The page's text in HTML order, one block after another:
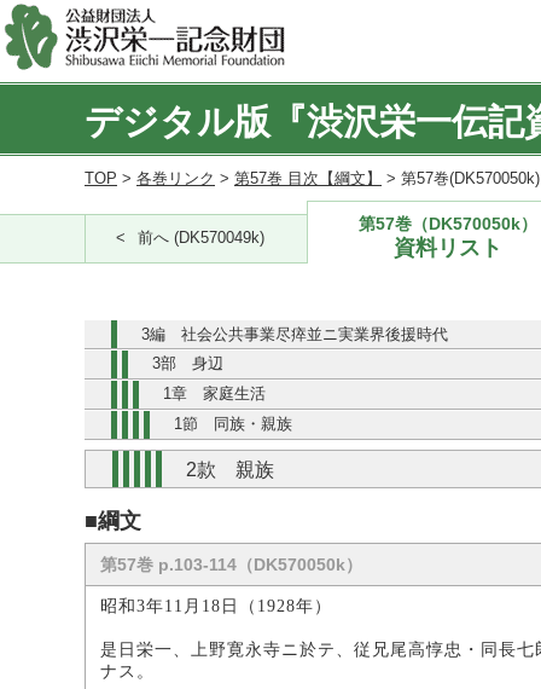
デジタル版『渋沢栄一伝記
TOP > 各巻リンク > 第57巻 目次【綱文】 > 第57巻
前へ (DK570049k)
第57巻（DK570050k）
資料リスト
3編 社会公共事業尽瘁並ニ実業界後援時代
3部 身辺
1章 家庭生活
1節 同族・親族
2款 親族
■綱文
第57巻 p.103-114（DK570050k）
昭和3年11月18日（1928年）
是日栄一、上野寛永寺ニ於テ、従兄尾高惇忠・同長
ナス。